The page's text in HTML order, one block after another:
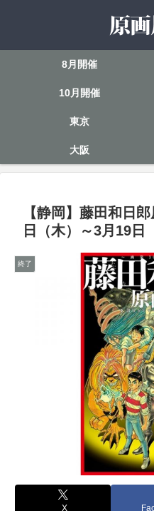
8月開催
10月開催
東京
大阪
【静岡】藤田和日
日（木）～3月19日
終了
X